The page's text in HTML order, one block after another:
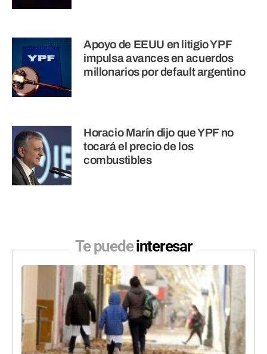
Apoyo de EEUU en litigio YPF
impulsa avances en acuerdos
millonarios por default argentino
Horacio Marín dijo que YPF no
tocará el precio de los
combustibles
Te puedeinteresar